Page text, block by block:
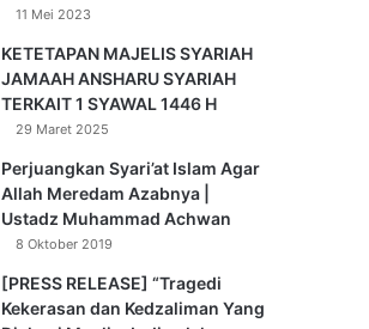
11 Mei 2023
KETETAPAN MAJELIS SYARIAH
JAMAAH ANSHARU SYARIAH
TERKAIT 1 SYAWAL 1446 H
29 Maret 2025
Perjuangkan Syari’at Islam Agar
Allah Meredam Azabnya |
Ustadz Muhammad Achwan
8 Oktober 2019
[PRESS RELEASE] “Tragedi
Kekerasan dan Kedzaliman Yang